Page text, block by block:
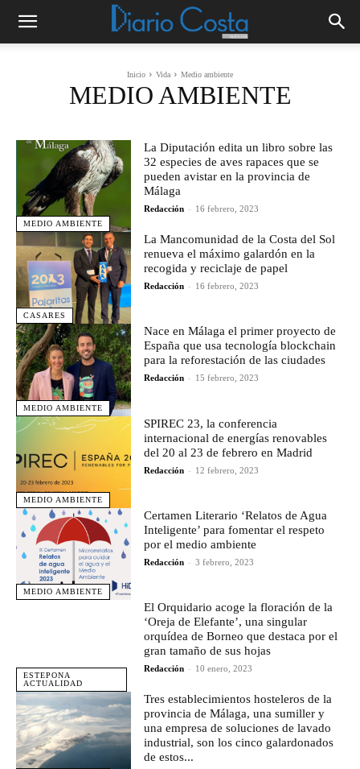
Inicio Vida Medio ambiente
MEDIO AMBIENTE
MEDIO AMBIENTE
La Diputación edita un libro sobre las
32 especies de aves rapaces que se
pueden avistar en la provincia de
Málaga
Redacción - 16 febrero, 2023
CASARES
La Mancomunidad de la Costa del Sol
renueva el máximo galardón en la
recogida y reciclaje de papel
Redacción - 16 febrero, 2023
MEDIO AMBIENTE
Nace en Málaga el primer proyecto de
España que usa tecnología blockchain
para la reforestación de las ciudades
Redacción - 15 febrero, 2023
MEDIO AMBIENTE
SPIREC 23, la conferencia
internacional de energías renovables
del 20 al 23 de febrero en Madrid
Redacción - 12 febrero, 2023
MEDIO AMBIENTE
Certamen Literario ‘Relatos de Agua
Inteligente’ para fomentar el respeto
por el medio ambiente
Redacción - 3 febrero, 2023
ESTEPONA
ACTUALIDAD
El Orquidario acoge la floración de la
‘Oreja de Elefante’, una singular
orquídea de Borneo que destaca por el
gran tamaño de sus hojas
Redacción - 10 enero, 2023
Tres establecimientos hosteleros de la
provincia de Málaga, una sumiller y
una empresa de soluciones de lavado
industrial, son los cinco galardonados
de estos...